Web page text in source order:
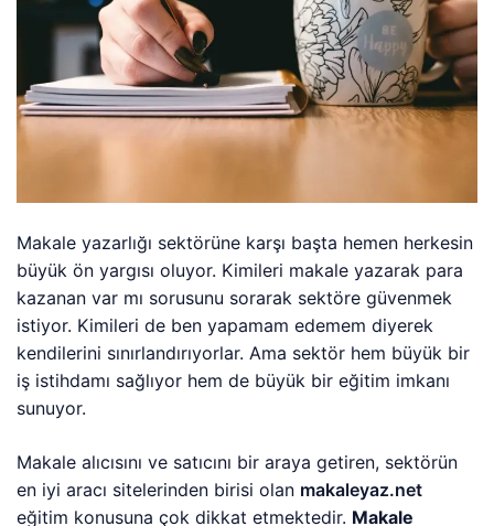
Makale yazarlığı sektörüne karşı başta hemen herkesin
büyük ön yargısı oluyor. Kimileri makale yazarak para
kazanan var mı sorusunu sorarak sektöre güvenmek
istiyor. Kimileri de ben yapamam edemem diyerek
kendilerini sınırlandırıyorlar. Ama sektör hem büyük bir
iş istihdamı sağlıyor hem de büyük bir eğitim imkanı
sunuyor.
Makale alıcısını ve satıcını bir araya getiren, sektörün
en iyi aracı sitelerinden birisi olan makaleyaz.net
eğitim konusuna çok dikkat etmektedir. Makale